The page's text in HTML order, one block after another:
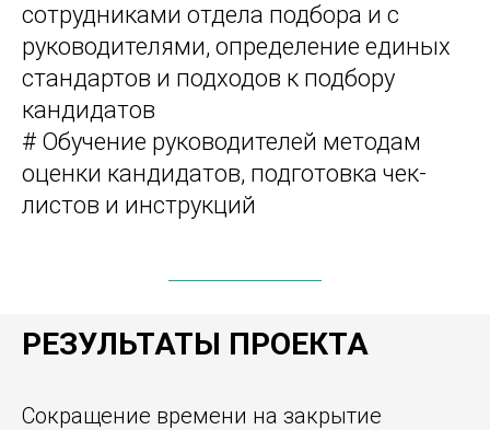
сотрудниками отдела подбора и с
руководителями, определение единых
стандартов и подходов к подбору
кандидатов
# Обучение руководителей методам
оценки кандидатов, подготовка чек-
листов и инструкций
РЕЗУЛЬТАТЫ ПРОЕКТА
Сокращение времени на закрытие